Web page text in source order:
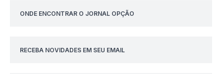
ONDE ENCONTRAR O JORNAL OPÇÃO
RECEBA NOVIDADES EM SEU EMAIL